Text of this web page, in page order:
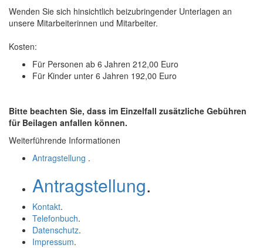
Wenden Sie sich hinsichtlich beizubringender Unterlagen an
unsere Mitarbeiterinnen und Mitarbeiter.
Kosten:
Für Personen ab 6 Jahren 212,00 Euro
Für Kinder unter 6 Jahren 192,00 Euro
Bitte beachten Sie, dass im Einzelfall zusätzliche Gebühren
für Beilagen anfallen können.
Weiterführende Informationen
Antragstellung .
Antragstellung.
Kontakt.
Telefonbuch.
Datenschutz.
Impressum.